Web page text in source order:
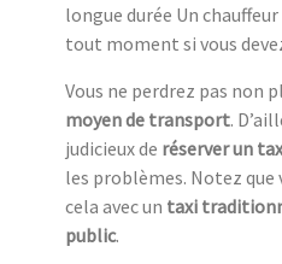
longue durée Un
tout moment si vous
Vous ne perdrez pas non
moyen de transport.
judicieux de réserver un
les problèmes. Notez que
cela avec un taxi
public.